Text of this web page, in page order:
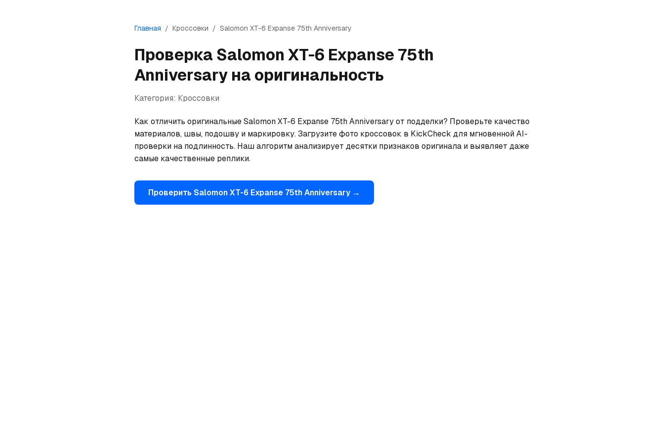
Главная / Кроссовки / Salomon XT-6 Expanse 75th Anniversary
Проверка Salomon XT-6 Expanse 75th
Anniversary на оригинальность
Категория: Кроссовки
Как отличить оригинальные Salomon XT-6 Expanse 75th Anniversary от подделки? Проверьте качество
материалов, швы, подошву и маркировку. Загрузите фото кроссовок в KickCheck для мгновенной AI-
проверки на подлинность. Наш алгоритм анализирует десятки признаков оригинала и выявляет даже
самые качественные реплики.
Проверить SalomonXT-6 Expanse 75th Anniversary →